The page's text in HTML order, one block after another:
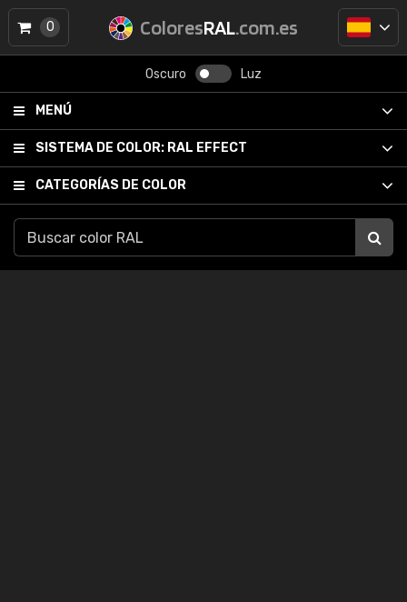
ColoresRAL.com.es
Oscuro Luz
MENÚ
SISTEMA DE COLOR: RAL EFFECT
CATEGORÍAS DE COLOR
0